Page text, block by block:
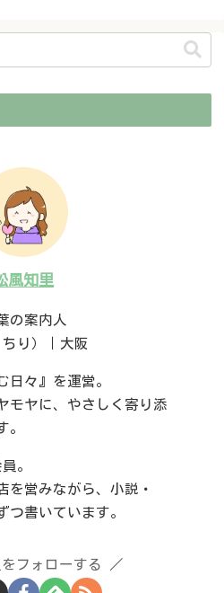
風知里
の案内人
り）｜大阪
日々』を運営。
モヤに、やさしく寄り添
。
。
を営みながら、小説・
つ書いています。
フォローする